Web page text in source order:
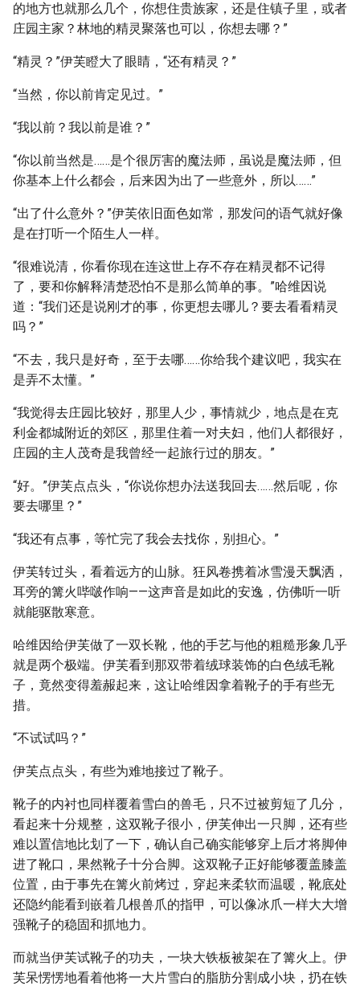
的地方也就那么几个，你想住贵族家，还是住镇子里，或者
庄园主家？林地的精灵聚落也可以，你想去哪？”
“精灵？”伊芙瞪大了眼睛，“还有精灵？”
“当然，你以前肯定见过。”
“我以前？我以前是谁？”
“你以前当然是……是个很厉害的魔法师，虽说是魔法师，但
你基本上什么都会，后来因为出了一些意外，所以……”
“出了什么意外？”伊芙依旧面色如常，那发问的语气就好像
是在打听一个陌生人一样。
“很难说清，你看你现在连这世上存不存在精灵都不记得
了，要和你解释清楚恐怕不是那么简单的事。”哈维因说
道：“我们还是说刚才的事，你更想去哪儿？要去看看精灵
吗？”
“不去，我只是好奇，至于去哪……你给我个建议吧，我实在
是弄不太懂。”
“我觉得去庄园比较好，那里人少，事情就少，地点是在克
利金都城附近的郊区，那里住着一对夫妇，他们人都很好，
庄园的主人茂奇是我曾经一起旅行过的朋友。”
“好。”伊芙点点头，“你说你想办法送我回去……然后呢，你
要去哪里？”
“我还有点事，等忙完了我会去找你，别担心。”
伊芙转过头，看着远方的山脉。狂风卷携着冰雪漫天飘洒，
耳旁的篝火哔啵作响——这声音是如此的安逸，仿佛听一听
就能驱散寒意。
哈维因给伊芙做了一双长靴，他的手艺与他的粗糙形象几乎
就是两个极端。伊芙看到那双带着绒球装饰的白色绒毛靴
子，竟然变得羞赧起来，这让哈维因拿着靴子的手有些无
措。
“不试试吗？”
伊芙点点头，有些为难地接过了靴子。
靴子的内衬也同样覆着雪白的兽毛，只不过被剪短了几分，
看起来十分规整，这双靴子很小，伊芙伸出一只脚，还有些
难以置信地比划了一下，确认自己确实能够穿上后才将脚伸
进了靴口，果然靴子十分合脚。这双靴子正好能够覆盖膝盖
位置，由于事先在篝火前烤过，穿起来柔软而温暖，靴底处
还隐约能看到嵌着几根兽爪的指甲，可以像冰爪一样大大增
强靴子的稳固和抓地力。
而就当伊芙试靴子的功夫，一块大铁板被架在了篝火上。伊
芙呆愣愣地看着他将一大片雪白的脂肪分割成小块，扔在铁